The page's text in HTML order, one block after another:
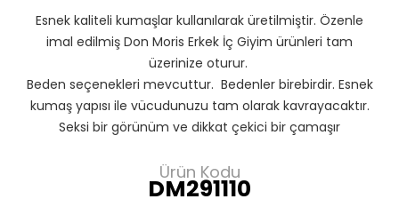
Esnek kaliteli kumaşlar kullanılarak üretilmiştir. Özenle
imal edilmiş Don Moris Erkek İç Giyim ürünleri tam
üzerinize oturur.
Beden seçenekleri mevcuttur. Bedenler birebirdir. Esnek
kumaş yapısı ile vücudunuzu tam olarak kavrayacaktır.
Seksi bir görünüm ve dikkat çekici bir çamaşır
Don Moris erkek iç giyim ürünleri Avrupa, Amerika, Rusya
ve Arap pazarlarında satılmaktadır.
Ürün Kodu
DM291110